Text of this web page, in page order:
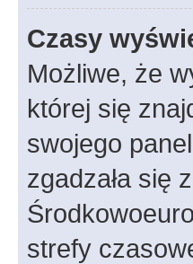
Czasy
Możliwe, że
której się
swojego
zgadzała się
strefy